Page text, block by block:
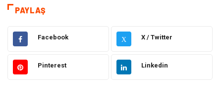
Eğitim & Kariyer
Gündem Hukuk
Moda Sağlıklı Yaşam
PAYLAŞ
Facebook X X / Twitter
Pinterest Linkedin